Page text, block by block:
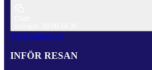
Till Kundservice
INFÖR RESAN